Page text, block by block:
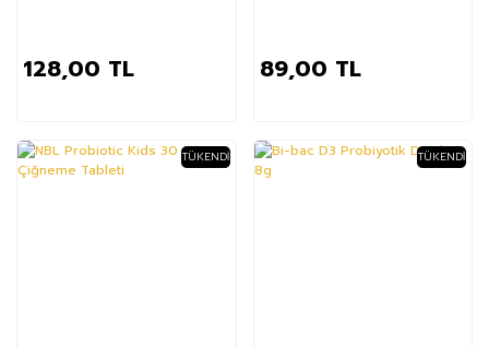
128,00 TL 89,00 TL
TÜKENDI TÜKENDI